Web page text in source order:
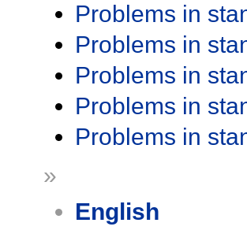
Problems in
Problems in
Problems in
Problems in
Problems in
»
English